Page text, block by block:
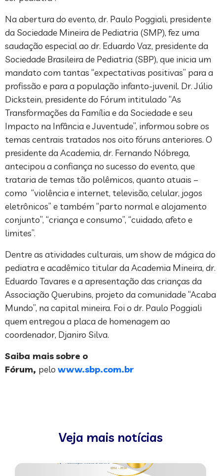
Na abertura do evento, dr. Paulo Poggiali, presidente
da Sociedade Mineira de Pediatria (SMP), fez uma
saudação especial ao dr. Eduardo Vaz, presidente da
Sociedade Brasileira de Pediatria (SBP), que inicia um
mandato com tantas “expectativas positivas” para a
profissão e para a população infanto-juvenil. Dr. Júlio
Dickstein, presidente do Fórum intitulado “As
Transformações da Família e da Sociedade e seu
Impacto na Infância e Juventude”, informou sobre os
temas centrais tratados nos oito fóruns anteriores. O
presidente da Academia, dr. Fernando Nóbrega,
antecipou a confiança no sucesso do evento, que
trataria de temas tão polêmicos, quanto atuais –
como “violência e internet, televisão, celular, jogos
eletrônicos” e também “parto normal e alojamento
conjunto”, “criança e consumo”, “cuidado, afeto e
limites”.
Dentre as atividades culturais, um show de mágica do
pediatra e acadêmico titular da Academia Mineira, dr.
Eduardo Tavares e a apresentação das crianças da
Associação Querubins, projeto da comunidade “Acaba
Mundo”, na capital mineira. Foi o dr. Paulo Poggiali
quem entregou a placa de homenagem ao
coordenador, Djaniro Silva.
Saiba maissobre o
Fórum, pelo www.sbp.com.br
Veja mais notícias